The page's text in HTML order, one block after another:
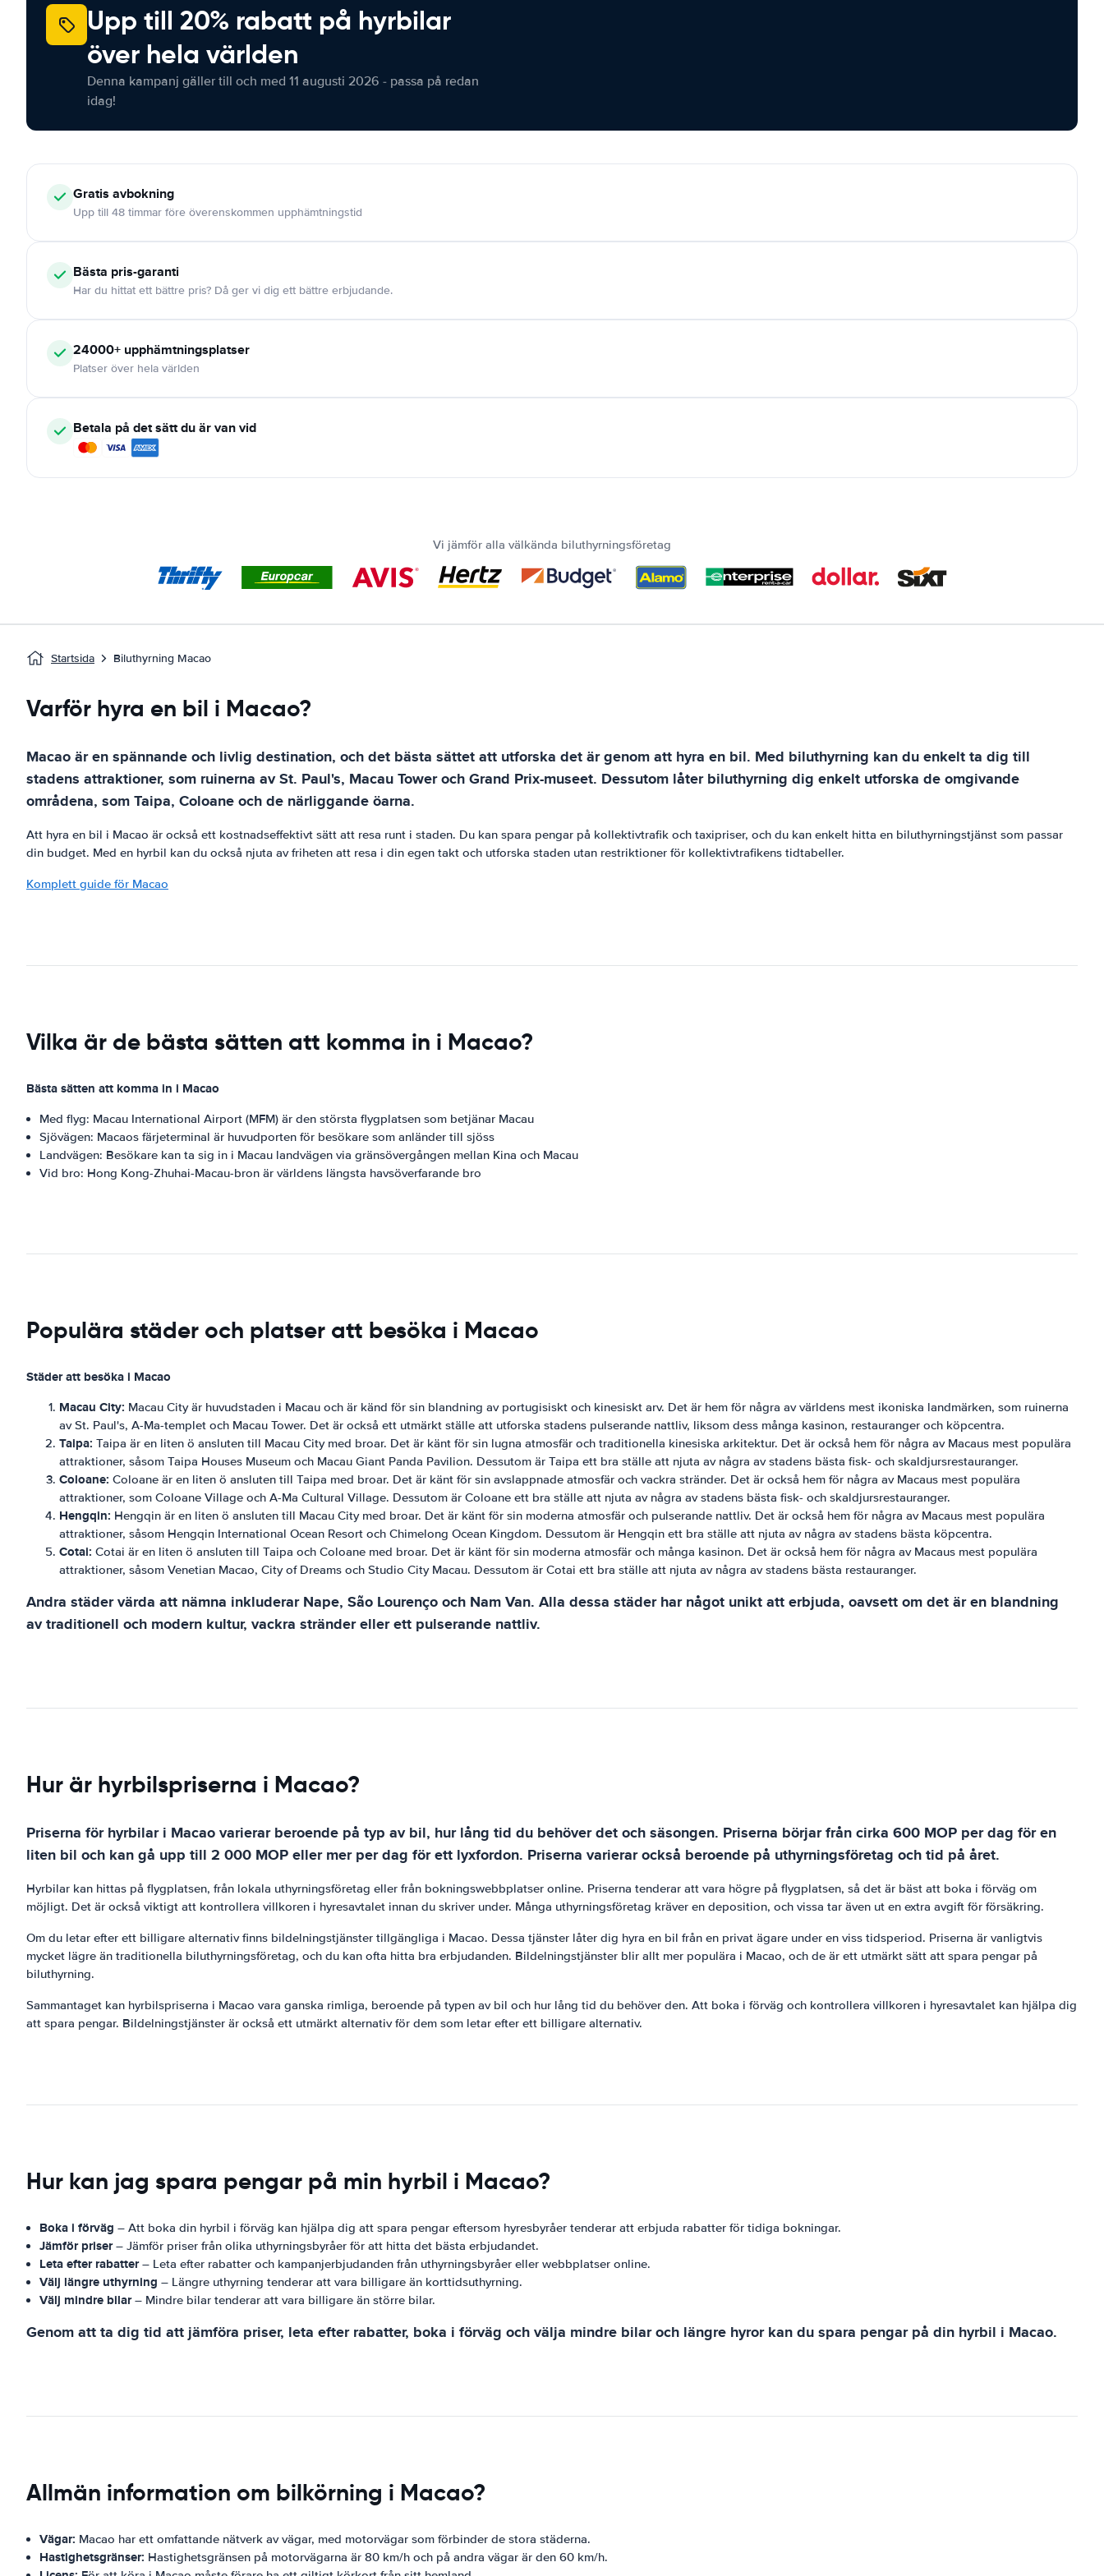
Upp till 20% rabatt på hyrbilar
över hela världen
Denna kampanj gäller till och med 11 augusti 2026 - passa på redan
idag!
Gratis avbokning
Upp till 48 timmar före överenskommen upphämtningstid
Bästa pris-garanti
Har du hittat ett bättre pris? Då ger vi dig ett bättre erbjudande.
24000+ upphämtningsplatser
Platser över hela världen
Betala på det sätt du är van vid
Vi jämför alla välkända biluthyrningsföretag
Startsida Biluthyrning Macao
Varför hyra en bil i Macao?
Macao är en spännande och livlig destination, och det bästa sättet att utforska det är genom att hyra en bil. Med biluthyrning kan du enkelt ta dig till
stadens attraktioner, som ruinerna av St. Paul's, Macau Tower och Grand Prix-museet. Dessutom låter biluthyrning dig enkelt utforska de omgivande
områdena, som Taipa, Coloane och de närliggande öarna.
Att hyra en bil i Macao är också ett kostnadseffektivt sätt att resa runt i staden. Du kan spara pengar på kollektivtrafik och taxipriser, och du kan enkelt hitta en biluthyrningstjänst som passar
din budget. Med en hyrbil kan du också njuta av friheten att resa i din egen takt och utforska staden utan restriktioner för kollektivtrafikens tidtabeller.
Komplett guide för Macao
Vilka är de bästa sätten att komma in i Macao?
Bästa sätten att komma in i Macao
Med flyg: Macau International Airport (MFM) är den största flygplatsen som betjänar Macau
Sjövägen: Macaos färjeterminal är huvudporten för besökare som anländer till sjöss
Landvägen: Besökare kan ta sig in i Macau landvägen via gränsövergången mellan Kina och Macau
Vid bro: Hong Kong-Zhuhai-Macau-bron är världens längsta havsöverfarande bro
Populära städer och platser att besöka i Macao
Städer att besöka i Macao
Macau City: Macau City är huvudstaden i Macau och är känd för sin blandning av portugisiskt och kinesiskt arv. Det är hem för några av världens mest ikoniska landmärken, som ruinerna
av St. Paul's, A-Ma-templet och Macau Tower. Det är också ett utmärkt ställe att utforska stadens pulserande nattliv, liksom dess många kasinon, restauranger och köpcentra.
Taipa: Taipa är en liten ö ansluten till Macau City med broar. Det är känt för sin lugna atmosfär och traditionella kinesiska arkitektur. Det är också hem för några av Macaus mest populära
attraktioner, såsom Taipa Houses Museum och Macau Giant Panda Pavilion. Dessutom är Taipa ett bra ställe att njuta av några av stadens bästa fisk- och skaldjursrestauranger.
Coloane: Coloane är en liten ö ansluten till Taipa med broar. Det är känt för sin avslappnade atmosfär och vackra stränder. Det är också hem för några av Macaus mest populära
attraktioner, som Coloane Village och A-Ma Cultural Village. Dessutom är Coloane ett bra ställe att njuta av några av stadens bästa fisk- och skaldjursrestauranger.
Hengqin: Hengqin är en liten ö ansluten till Macau City med broar. Det är känt för sin moderna atmosfär och pulserande nattliv. Det är också hem för några av Macaus mest populära
attraktioner, såsom Hengqin International Ocean Resort och Chimelong Ocean Kingdom. Dessutom är Hengqin ett bra ställe att njuta av några av stadens bästa köpcentra.
Cotai: Cotai är en liten ö ansluten till Taipa och Coloane med broar. Det är känt för sin moderna atmosfär och många kasinon. Det är också hem för några av Macaus mest populära
attraktioner, såsom Venetian Macao, City of Dreams och Studio City Macau. Dessutom är Cotai ett bra ställe att njuta av några av stadens bästa restauranger.
Andra städer värda att nämna inkluderar Nape, São Lourenço och Nam Van. Alla dessa städer har något unikt att erbjuda, oavsett om det är en blandning
av traditionell och modern kultur, vackra stränder eller ett pulserande nattliv.
Hur är hyrbilspriserna i Macao?
Priserna för hyrbilar i Macao varierar beroende på typ av bil, hur lång tid du behöver det och säsongen. Priserna börjar från cirka 600 MOP per dag för en
liten bil och kan gå upp till 2 000 MOP eller mer per dag för ett lyxfordon. Priserna varierar också beroende på uthyrningsföretag och tid på året.
Hyrbilar kan hittas på flygplatsen, från lokala uthyrningsföretag eller från bokningswebbplatser online. Priserna tenderar att vara högre på flygplatsen, så det är bäst att boka i förväg om
möjligt. Det är också viktigt att kontrollera villkoren i hyresavtalet innan du skriver under. Många uthyrningsföretag kräver en deposition, och vissa tar även ut en extra avgift för försäkring.
Om du letar efter ett billigare alternativ finns bildelningstjänster tillgängliga i Macao. Dessa tjänster låter dig hyra en bil från en privat ägare under en viss tidsperiod. Priserna är vanligtvis
mycket lägre än traditionella biluthyrningsföretag, och du kan ofta hitta bra erbjudanden. Bildelningstjänster blir allt mer populära i Macao, och de är ett utmärkt sätt att spara pengar på
biluthyrning.
Sammantaget kan hyrbilspriserna i Macao vara ganska rimliga, beroende på typen av bil och hur lång tid du behöver den. Att boka i förväg och kontrollera villkoren i hyresavtalet kan hjälpa dig
att spara pengar. Bildelningstjänster är också ett utmärkt alternativ för dem som letar efter ett billigare alternativ.
Hur kan jag spara pengar på min hyrbil i Macao?
Boka i förväg – Att boka din hyrbil i förväg kan hjälpa dig att spara pengar eftersom hyresbyråer tenderar att erbjuda rabatter för tidiga bokningar.
Jämför priser– Jämför priser från olika uthyrningsbyråer för att hitta det bästa erbjudandet.
Leta efter rabatter– Leta efter rabatter och kampanjerbjudanden från uthyrningsbyråer eller webbplatser online.
Välj längre uthyrning – Längre uthyrning tenderar att vara billigare än korttidsuthyrning.
Välj mindre bilar– Mindre bilar tenderar att vara billigare än större bilar.
Genom att ta dig tid att jämföra priser, leta efter rabatter, boka i förväg och välja mindre bilar och längre hyror kan du spara pengar på din hyrbil i Macao.
Allmän information om bilkörning i Macao?
Vägar: Macao har ett omfattande nätverk av vägar, med motorvägar som förbinder de stora städerna.
Hastighetsgränser: Hastighetsgränsen på motorvägarna är 80 km/h och på andra vägar är den 60 km/h.